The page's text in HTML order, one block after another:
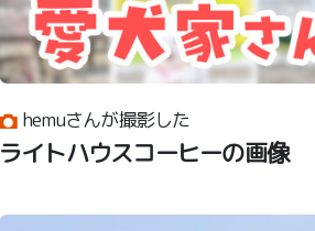
hemuさんが撮影した
ライトハウスコーヒーの画像